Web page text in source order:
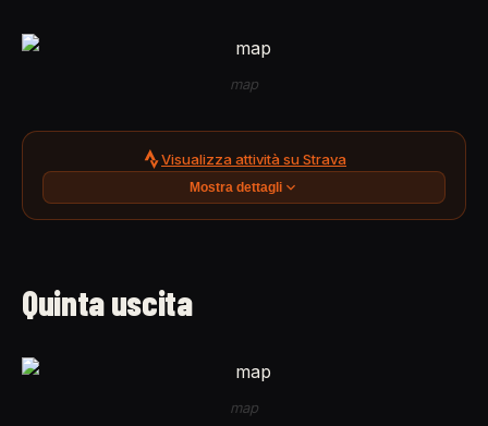
map
Visualizza attività su Strava
Mostra dettagli
Quinta uscita
map